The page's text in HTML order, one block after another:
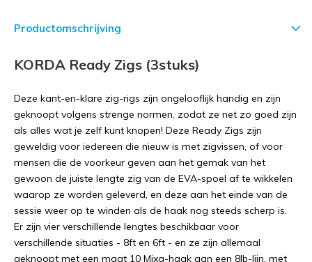
Productomschrijving
KORDA Ready Zigs (3stuks)
Deze kant-en-klare zig-rigs zijn ongelooflijk handig en zijn
geknoopt volgens strenge normen, zodat ze net zo goed zijn
als alles wat je zelf kunt knopen! Deze Ready Zigs zijn
geweldig voor iedereen die nieuw is met zigvissen, of voor
mensen die de voorkeur geven aan het gemak van het
gewoon de juiste lengte zig van de EVA-spoel af te wikkelen
waarop ze worden geleverd, en deze aan het einde van de
sessie weer op te winden als de haak nog steeds scherp is.
Er zijn vier verschillende lengtes beschikbaar voor
verschillende situaties - 8ft en 6ft - en ze zijn allemaal
geknoopt met een maat 10 Mixa-haak aan een 8lb-lijn, met